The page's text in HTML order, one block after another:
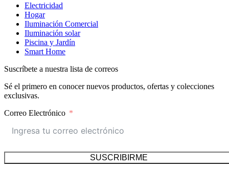
Electricidad
Hogar
Iluminación Comercial
Iluminación solar
Piscina y Jardín
Smart Home
Suscríbete a nuestra lista de correos
Sé el primero en conocer nuevos productos, ofertas y colecciones
exclusivas.
Correo Electrónico
SUSCRIBIRME